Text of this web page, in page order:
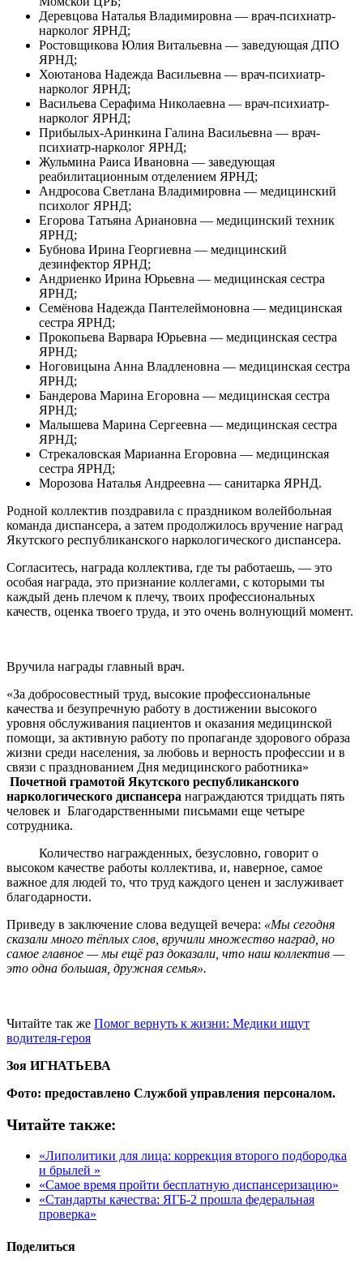
Деревцова Наталья Владимировна — врач-психиатр-
нарколог ЯРНД;
Ростовщикова Юлия Витальевна — заведующая ДПО
ЯРНД;
Хоютанова Надежда Васильевна — врач-психиатр-
нарколог ЯРНД;
Васильева Серафима Николаевна — врач-психиатр-
нарколог ЯРНД;
Прибылых-Аринкина Галина Васильевна — врач-
психиатр-нарколог ЯРНД;
Жульмина Раиса Ивановна — заведующая
реабилитационным отделением ЯРНД;
Андросова Светлана Владимировна — медицинский
психолог ЯРНД;
Егорова Татьяна Ариановна — медицинский техник
ЯРНД;
Бубнова Ирина Георгиевна — медицинский
дезинфектор ЯРНД;
Андриенко Ирина Юрьевна — медицинская сестра
ЯРНД;
Семёнова Надежда Пантелеймоновна — медицинская
сестра ЯРНД;
Прокопьева Варвара Юрьевна — медицинская сестра
ЯРНД;
Ноговицына Анна Владленовна — медицинская сестра
ЯРНД;
Бандерова Марина Егоровна — медицинская сестра
ЯРНД;
Малышева Марина Сергеевна — медицинская сестра
ЯРНД;
Стрекаловская Марианна Егоровна — медицинская
сестра ЯРНД;
Морозова Наталья Андреевна — санитарка ЯРНД.
Родной коллектив поздравила с праздником волейбольная
команда диспансера, а затем продолжилось вручение наград
Якутского республиканского наркологического диспансера.
Согласитесь, награда коллектива, где ты работаешь, — это
особая награда, это признание коллегами, с которыми ты
каждый день плечом к плечу, твоих профессиональных
качеств, оценка твоего труда, и это очень волнующий момент.
Вручила награды главный врач.
«За добросовестный труд, высокие профессиональные
качества и безупречную работу в достижении высокого
уровня обслуживания пациентов и оказания медицинской
помощи, за активную работу по пропаганде здорового образа
жизни среди населения, за любовь и верность профессии и в
связи с празднованием Дня медицинского работника»
Почетной грамотой Якутского республиканского
наркологического диспансера награждаются тридцать пять
человек и Благодарственными письмами еще четыре
сотрудника.
Количество награжденных, безусловно, говорит о
высоком качестве работы коллектива, и, наверное, самое
важное для людей то, что труд каждого ценен и заслуживает
благодарности.
Приведу в заключение слова ведущей вечера: «Мы сегодня
сказали много тёплых слов, вручили множество наград, но
самое главное — мы ещё раз доказали, что наш коллектив —
это одна большая, дружная семья».
Читайте так же Помог вернуть к жизни: Медики ищут
водителя-героя
Зоя ИГНАТЬЕВА
Фото: предоставлено Службой управления персоналом.
Читайте также:
«Липолитики для лица: коррекция второго подбородка
и брылей »
«Самое время пройти бесплатную диспансеризацию»
«Стандарты качества: ЯГБ-2 прошла федеральная
проверка»
Поделиться